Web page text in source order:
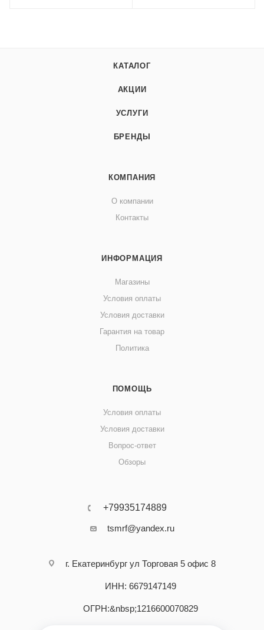
КАТАЛОГ
АКЦИИ
УСЛУГИ
БРЕНДЫ
КОМПАНИЯ
О компании
Контакты
ИНФОРМАЦИЯ
Магазины
Условия оплаты
Условия доставки
Гарантия на товар
Политика
ПОМОЩЬ
Условия оплаты
Условия доставки
Вопрос-ответ
Обзоры
+79935174889
tsmrf@yandex.ru
г. Екатеринбург ул Торговая 5 офис 8
ИНН: 6679147149
ОГРН:&nbsp;1216600070829